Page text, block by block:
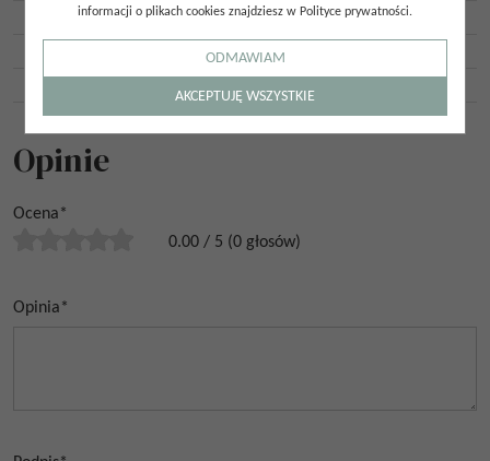
Ilość m2 w opakowaniu:
Opinie
Ocena*
0.00 / 5 (0 głosów)
Opinia*
informacji o plikach cookies znajdziesz w Polityce prywatności.
ODMAWIAM
AKCEPTUJĘ WSZYSTKIE